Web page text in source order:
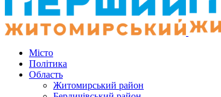
Місто
Політика
Область
Житомирський район